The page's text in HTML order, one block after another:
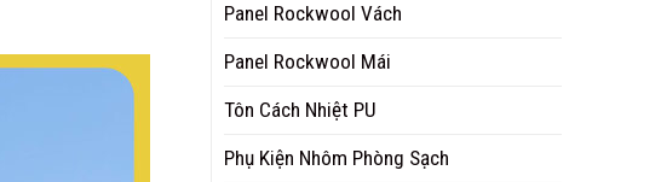
Panel Rockwool Vách
Panel Rockwool Mái
Tôn Cách Nhiệt PU
Phụ Kiện Nhôm Phòng Sạch